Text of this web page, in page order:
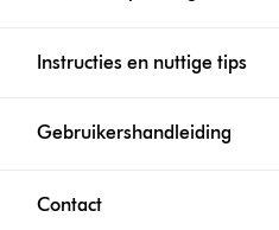
Instructies en nuttige tips
Gebruikershandleiding
Contact